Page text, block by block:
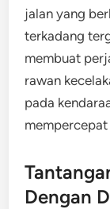
jalan yang
terkadang
membuat
rawan
pada
mempercepat
Dengan